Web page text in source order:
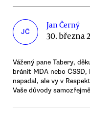
JČ
Jan Černý
30. března
Vážený pane Tabery,
bránit MDA nebo
napadal, ale vy v
Vaše důvody